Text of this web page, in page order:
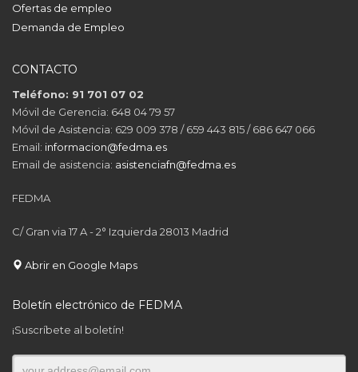
Ofertas de empleo
Demanda de Empleo
CONTACTO
Teléfono: 91 701 07 02
Móvil de Gerencia: 648 04 79 57
Móvil de Asistencia: 629 009 378 / 659 443 815 / 686 647 066
Email: informacion@fedma.es
Email de asistencia: asistenciafn@fedma.es
FEDMA
C/ Gran via 17 A - 2° Izquierda 28013 Madrid
Abrir en Google Maps
Boletín electrónico de FEDMA
¡Suscríbete al boletín!